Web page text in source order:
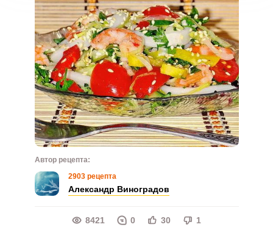
Автор рецепта:
2903 рецепта
Александр Виноградов
8421 0 30 1